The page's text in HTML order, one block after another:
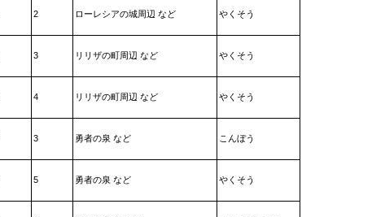
2 ローレシアの城周辺 など やくそう
3 リリザの町周辺 など やくそう
4 リリザの町周辺 など やくそう
3 勇者の泉 など こんぼう
5 勇者の泉 など やくそう